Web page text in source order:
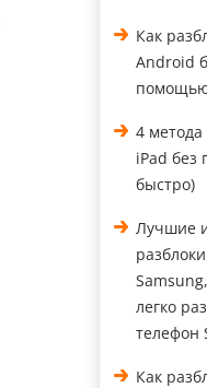
Как
Android
4
iPad без
быстро)
Лучшие
легко
телефон
Как